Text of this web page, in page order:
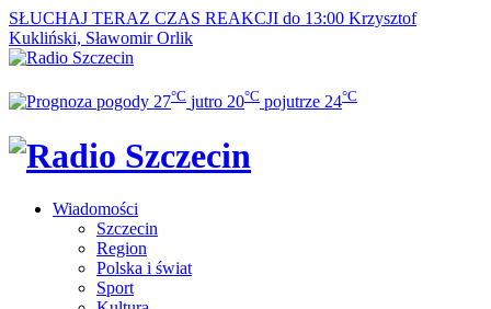
SŁUCHAJ TERAZ CZAS REAKCJI do 13:00 Krzysztof
Kukliński, Sławomir Orlik
27°C jutro 20°C pojutrze 24°C
Wiadomości
Szczecin
Region
Polska i świat
Sport